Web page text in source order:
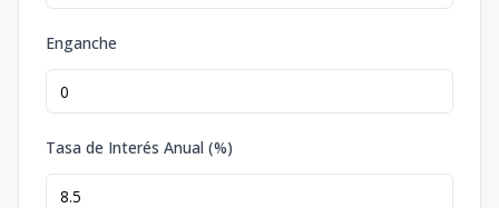
Enganche
Tasa de Interés Anual (%)